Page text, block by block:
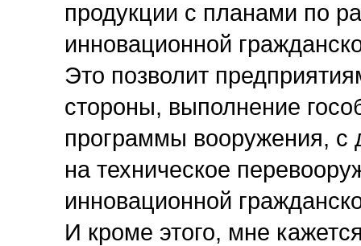
продукции с планами по
инновационной
Это позволит
стороны, выполнение
программы вооружения, с
на техническое
инновационной
И кроме этого, мне